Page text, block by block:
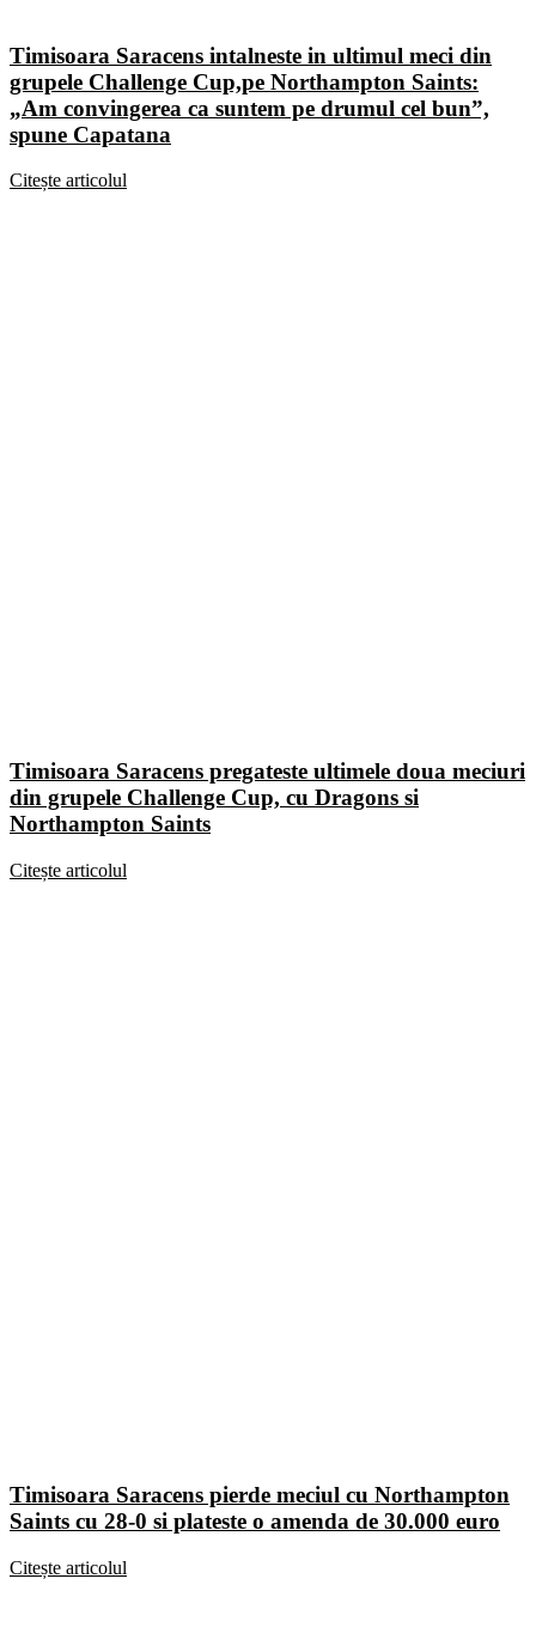
Timisoara Saracens intalneste in ultimul meci din
grupele Challenge Cup,pe Northampton Saints:
„Am convingerea ca suntem pe drumul cel bun”,
spune Capatana
Citește articolul
Timisoara Saracens pregateste ultimele doua meciuri
din grupele Challenge Cup, cu Dragons si
Northampton Saints
Citește articolul
Timisoara Saracens pierde meciul cu Northampton
Saints cu 28-0 si plateste o amenda de 30.000 euro
Citește articolul